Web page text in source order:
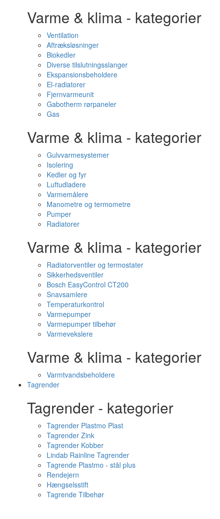
Varme & klima - kategorier
Ventilation
Aftræksløsninger
Biokedler
Diverse tilslutningsslanger
Ekspansionsbeholdere
El-radiatorer
Fjernvarmeunit
Gabotherm rørpaneler
Gas
Varme & klima - kategorier
Gulvvarmesystemer
Isolering
Kedler og fyr
Luftudladere
Varmemålere
Manometre og termometre
Pumper
Radiatorer
Varme & klima - kategorier
Radiatorventiler og termostater
Sikkerhedsventiler
Bosch EasyControl CT200
Snavsamlere
Temperaturkontrol
Varmepumper
Varmepumper tilbehør
Varmevekslere
Varme & klima - kategorier
Varmtvandsbeholdere
Tagrender
Tagrender - kategorier
Tagrender Plastmo Plast
Tagrender Zink
Tagrender Kobber
Lindab Rainline Tagrender
Tagrende Plastmo - stål plus
Rendejern
Hængselsstift
Tagrende Tilbehør